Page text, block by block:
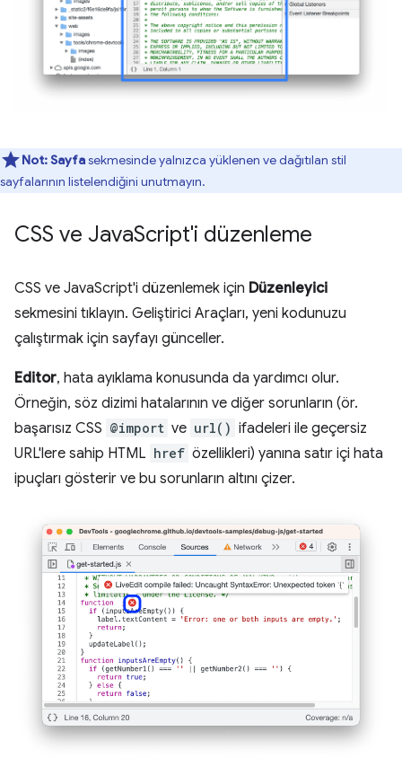
Not:Sayfasekmesinde yalnızca yüklenen ve dağıtılan stil
sayfalarının listelendiğini unutmayın.
CSS ve JavaScript'i düzenleme
CSS ve JavaScript'i düzenlemek için Düzenleyici
sekmesini tıklayın. Geliştirici Araçları, yeni kodunuzu
çalıştırmak için sayfayı günceller.
Editor, hata ayıklama konusunda da yardımcı olur.
Örneğin, söz dizimi hatalarının ve diğer sorunların (ör.
başarısız CSS @import ve url() ifadeleri ile geçersiz
URL'lere sahip HTML href özellikleri) yanına satır içi hata
ipuçları gösterir ve bu sorunların altını çizer.